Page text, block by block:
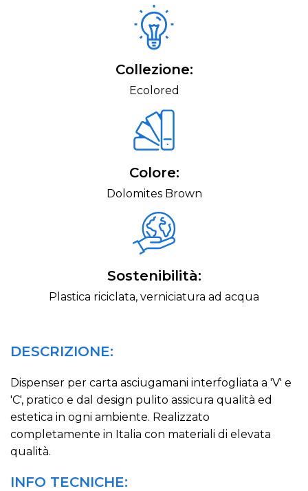
Collezione:
Ecolored
Colore:
Dolomites Brown
Sostenibilità:
Plastica riciclata, verniciatura ad acqua
DESCRIZIONE:
Dispenser per carta asciugamani interfogliata a 'V' e
'C', pratico e dal design pulito assicura qualità ed
estetica in ogni ambiente. Realizzato
completamente in Italia con materiali di elevata
qualità.
INFO TECNICHE: